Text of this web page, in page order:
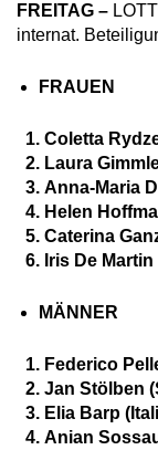
FREITAG –
internat.
FRAUEN
Coletta
Laura
Anna-Maria
Helen
Caterina
Iris De
MÄNNER
Federico
Jan Stölben
Elia Barp
Anian